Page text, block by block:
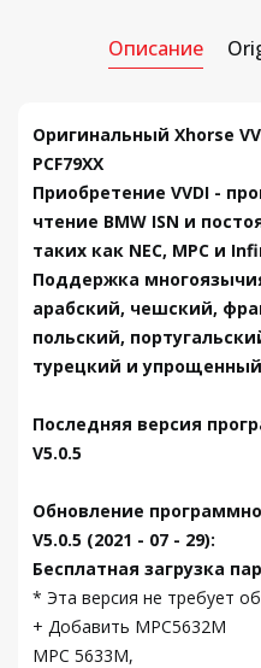
Описание
Оригинальный Xhorse
PCF79XX
Приобретение VVDI -
чтение BMW ISN и
таких как NEC, MPC и
Поддержка
арабский, чешский,
польский,
турецкий и
Последняя версия
V5.0.5
Обновление
V5.0.5 (2021 - 07 - 29):
Бесплатная загрузка
* Эта версия не требует
+ Добавить MPC5632M
MPC 5633M,